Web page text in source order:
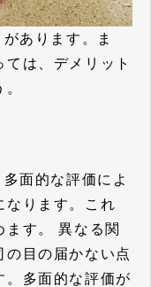
あります。ま
は、デメリット
面的な評価によ
なります。これ
ます。 異なる関
の目の届かない点
。多面的な評価が